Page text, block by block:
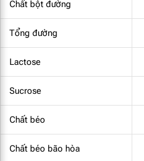
Chất bột đường
Tổng đường
Lactose
Sucrose
Chất béo
Chất béo bão hòa